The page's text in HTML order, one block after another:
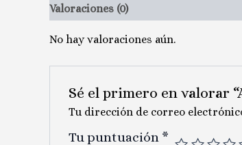
Valoraciones (0)
No hay valoraciones aún.
Sé el primero en valorar
Tu dirección de correo
Tu puntuación *